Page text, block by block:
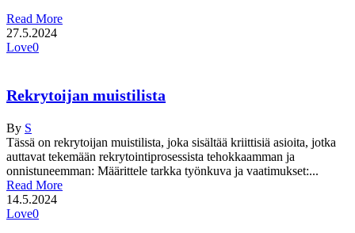
Read More
27.5.2024
Love0
Rekrytoijan muistilista
By S
Tässä on rekrytoijan muistilista, joka sisältää kriittisiä asioita, jotka
auttavat tekemään rekrytointiprosessista tehokkaamman ja
onnistuneemman: Määrittele tarkka työnkuva ja vaatimukset:...
Read More
14.5.2024
Love0